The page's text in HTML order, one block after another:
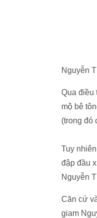
Nguyễn
Qua điều
mộ bê
(trong đó
Tuy
đập đầu
Nguyễn
Căn cứ
giam